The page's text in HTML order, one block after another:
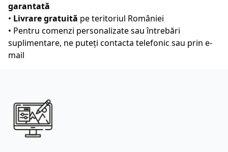
garantată
• Livrare gratuită pe teritoriul României
• Pentru comenzi personalizate sau întrebări
suplimentare, ne puteți contacta telefonic sau prin e-
mail